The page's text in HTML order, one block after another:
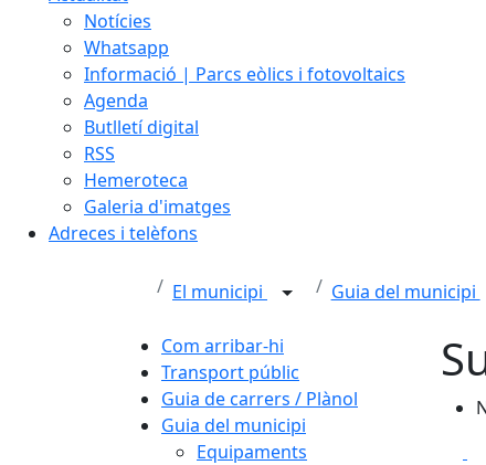
Notícies
Whatsapp
Informació | Parcs eòlics i fotovoltaics
Agenda
Butlletí digital
RSS
Hemeroteca
Galeria d'imatges
Adreces i telèfons
El municipi Guia del municipi
Com arribar-hi
Transport públic
Guia de carrers / Plànol
Guia del municipi
Equipaments